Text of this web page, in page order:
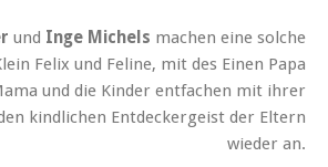
und Inge Michels machen eine solche
Felix und Feline, mit des Einen Papa
und die Kinder entfachen mit ihrer
kindlichen Entdeckergeist der Eltern
wieder an.